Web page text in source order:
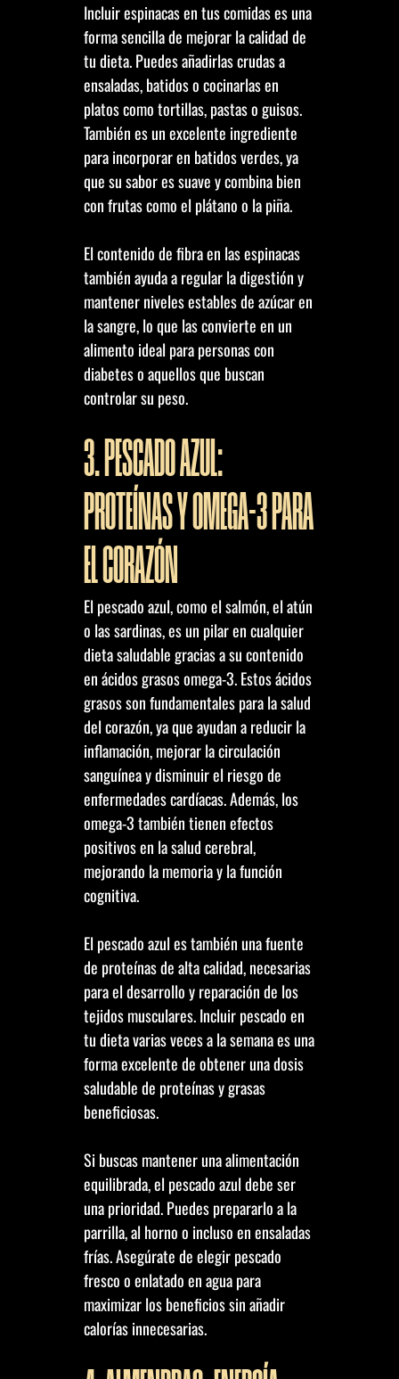
Incluir espinacas en tus comidas es una
forma sencilla de mejorar la calidad de
tu dieta. Puedes añadirlas crudas a
ensaladas, batidos o cocinarlas en
platos como tortillas, pastas o guisos.
También es un excelente ingrediente
para incorporar en batidos verdes, ya
que su sabor es suave y combina bien
con frutas como el plátano o la piña.
El contenido de fibra en las espinacas
también ayuda a regular la digestión y
mantener niveles estables de azúcar en
la sangre, lo que las convierte en un
alimento ideal para personas con
diabetes o aquellos que buscan
controlar su peso.
3. PESCADO AZUL:
PROTEÍNAS Y OMEGA-3 PARA
EL CORAZÓN
El pescado azul, como el salmón, el atún
o las sardinas, es un pilar en cualquier
dieta saludable gracias a su contenido
en ácidos grasos omega-3. Estos ácidos
grasos son fundamentales para la salud
del corazón, ya que ayudan a reducir la
inflamación, mejorar la circulación
sanguínea y disminuir el riesgo de
enfermedades cardíacas. Además, los
omega-3 también tienen efectos
positivos en la salud cerebral,
mejorando la memoria y la función
cognitiva.
El pescado azul es también una fuente
de proteínas de alta calidad, necesarias
para el desarrollo y reparación de los
tejidos musculares. Incluir pescado en
tu dieta varias veces a la semana es una
forma excelente de obtener una dosis
saludable de proteínas y grasas
beneficiosas.
Si buscas mantener una alimentación
equilibrada, el pescado azul debe ser
una prioridad. Puedes prepararlo a la
parrilla, al horno o incluso en ensaladas
frías. Asegúrate de elegir pescado
fresco o enlatado en agua para
maximizar los beneficios sin añadir
calorías innecesarias.